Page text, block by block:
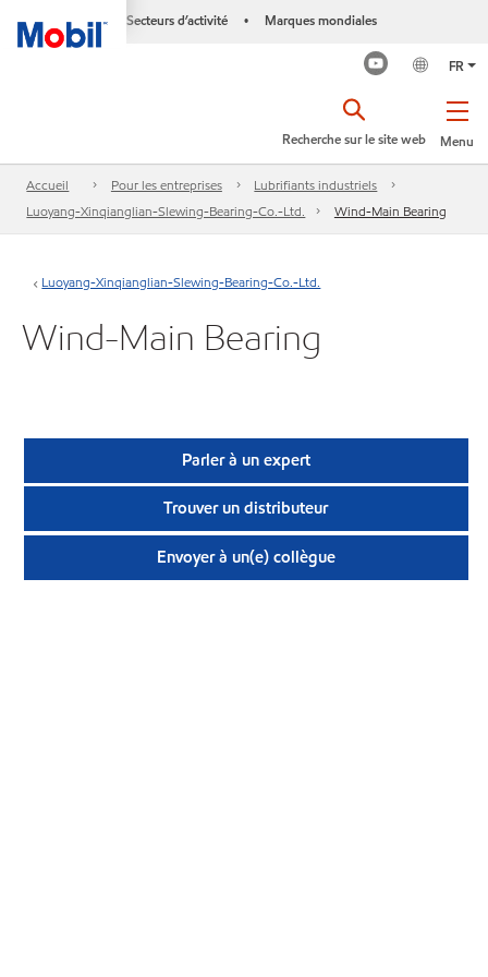
Secteurs d’activité • Marques mondiales
FR
Menu
Recherche sur le site web
Accueil Pour les entreprises
Lubrifiants industriels
Luoyang-Xinqianglian-Slewing-Bearing-Co.-Ltd.
Wind-Main Bearing
Luoyang-Xinqianglian-Slewing-Bearing-Co.-Ltd.
Wind-Main Bearing
Parler à un expert
Trouver un distributeur
Envoyer à un(e) collègue